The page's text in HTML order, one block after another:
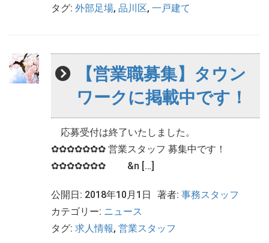
タグ: 外部足場, 品川区, 一戸建て
【営業職募集】タウン
ワークに掲載中です！
応募受付は終了いたしました。
✿✿✿✿✿✿✿ 営業スタッフ 募集中です！
✿✿✿✿✿✿✿ &n […]
公開日: 2018年10月1日 著者: 事務スタッフ
カテゴリー: ニュース
タグ: 求人情報, 営業スタッフ